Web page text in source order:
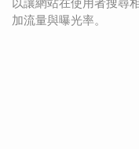
加流量與曝光率。